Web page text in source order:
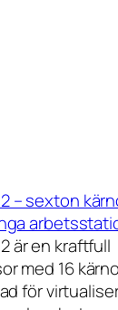
– sexton
är en kraftfull
med 16
för